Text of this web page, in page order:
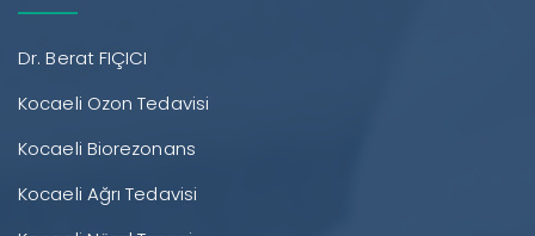
Dr. Berat FIÇICI
Kocaeli Ozon Tedavisi
Kocaeli Biorezonans
Kocaeli Ağrı Tedavisi